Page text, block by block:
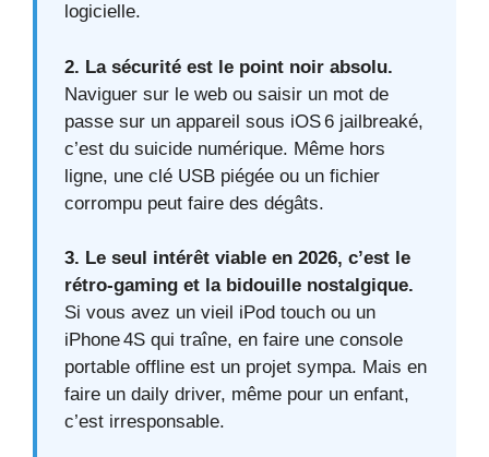
logicielle.
2. La sécurité est le point noir absolu.
Naviguer sur le web ou saisir un mot de
passe sur un appareil sous iOS 6 jailbreaké,
c’est du suicide numérique. Même hors
ligne, une clé USB piégée ou un fichier
corrompu peut faire des dégâts.
3. Le seul intérêt viable en 2026, c’est le
rétro-gaming et la bidouille nostalgique.
Si vous avez un vieil iPod touch ou un
iPhone 4S qui traîne, en faire une console
portable offline est un projet sympa. Mais en
faire un daily driver, même pour un enfant,
c’est irresponsable.